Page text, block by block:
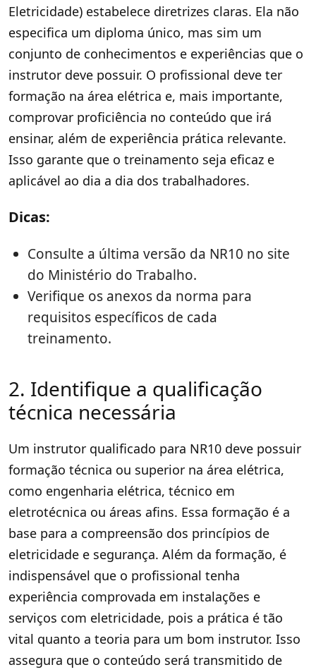
Eletricidade) estabelece diretrizes claras. Ela não
especifica um diploma único, mas sim um
conjunto de conhecimentos e experiências que o
instrutor deve possuir. O profissional deve ter
formação na área elétrica e, mais importante,
comprovar proficiência no conteúdo que irá
ensinar, além de experiência prática relevante.
Isso garante que o treinamento seja eficaz e
aplicável ao dia a dia dos trabalhadores.
Dicas:
Consulte a última versão da NR10 no site
do Ministério do Trabalho.
Verifique os anexos da norma para
requisitos específicos de cada
treinamento.
2. Identifique a qualificação
técnica necessária
Um instrutor qualificado para NR10 deve possuir
formação técnica ou superior na área elétrica,
como engenharia elétrica, técnico em
eletrotécnica ou áreas afins. Essa formação é a
base para a compreensão dos princípios de
eletricidade e segurança. Além da formação, é
indispensável que o profissional tenha
experiência comprovada em instalações e
serviços com eletricidade, pois a prática é tão
vital quanto a teoria para um bom instrutor. Isso
assegura que o conteúdo será transmitido de